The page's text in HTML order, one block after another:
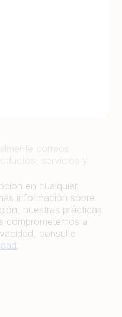
correos
servicios y
en cualquier
información sobre
nuestras prácticas
comprometemos a
consulte
.